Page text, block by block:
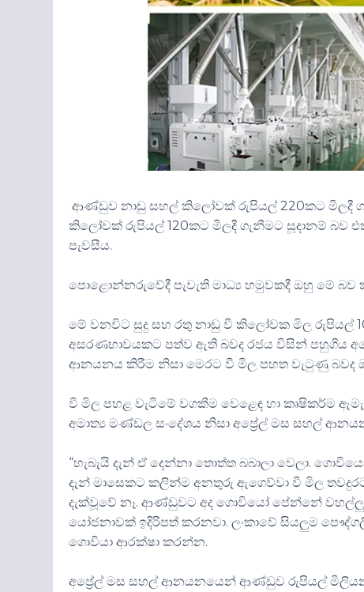
ආණ්ඩුව නාඩු සහල් කිලෝවක් රුපියල් 220කට මිලදී
කිලෝවක් රුපියල් 120කට මිලදී ගැනීමට සූදානම් බව
පැවසීය.
පොළොන්නරුවේදී පැවැති මාධ්‍ය හමුවකදී ඔහු මේ බව
මේ වනවිට සුදු සහ රතු නාඩු වී කිලෝවක මිල රුපියල්
අසරණභාවයකට පත්ව ඇති බවද රජය විසින් පහුගිය
ආනයනය කිරීම නිසා මෙරට වී මිල පහත වැටුණු බවද
වී මිල පහළ වැටීමේ වගකීම වෙළෙඳ හා කෘෂිකර්ම
අමාත්‍ය මණ්ඩල සංදේශය නිසා අප්‍රේල් මස සහල්
“හැබැයි දැන් ඒ දෙන්නා තොත්‍ත බබාලා වෙලා.
දැන් මාසෙකට කලින්ම අනතුරු ඇගෙව්වා වී මිල
දැක්වූවේ නෑ. ආණ්ඩුවට අද ගොවියෝ පේන්නේ
යෝජනාවක් ඉදිරිපත් කරනවා. ලංකාවේ සියලුම
ගොවියා ආරක්ෂා කරන්න.
අප්‍රේල් මස සහල් ආනයනයෙන් ආණ්ඩුව රුපියල්